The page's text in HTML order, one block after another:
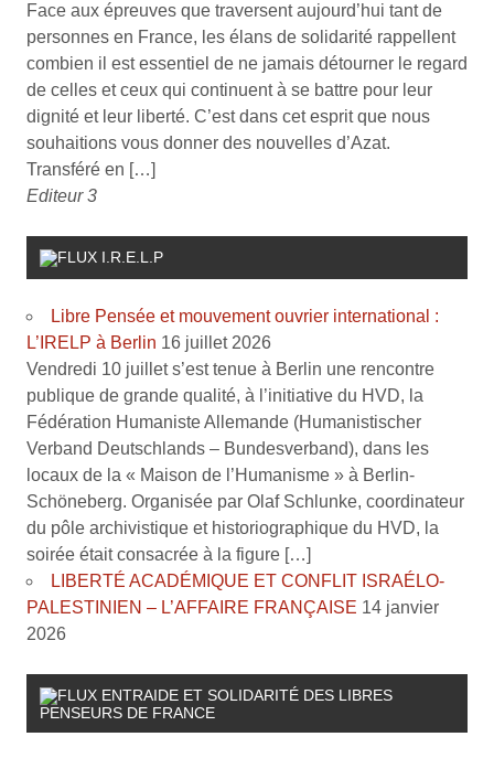
Face aux épreuves que traversent aujourd’hui tant de
personnes en France, les élans de solidarité rappellent
combien il est essentiel de ne jamais détourner le regard
de celles et ceux qui continuent à se battre pour leur
dignité et leur liberté. C’est dans cet esprit que nous
souhaitions vous donner des nouvelles d’Azat.
Transféré en […]
Editeur 3
I.R.E.L.P
Libre Pensée et mouvement ouvrier international :
L’IRELP à Berlin 16 juillet 2026
Vendredi 10 juillet s’est tenue à Berlin une rencontre
publique de grande qualité, à l’initiative du HVD, la
Fédération Humaniste Allemande (Humanistischer
Verband Deutschlands – Bundesverband), dans les
locaux de la « Maison de l’Humanisme » à Berlin-
Schöneberg. Organisée par Olaf Schlunke, coordinateur
du pôle archivistique et historiographique du HVD, la
soirée était consacrée à la figure […]
LIBERTÉ ACADÉMIQUE ET CONFLIT ISRAÉLO-
PALESTINIEN – L’AFFAIRE FRANÇAISE 14 janvier
2026
ENTRAIDE ET SOLIDARITÉ DES LIBRES
PENSEURS DE FRANCE